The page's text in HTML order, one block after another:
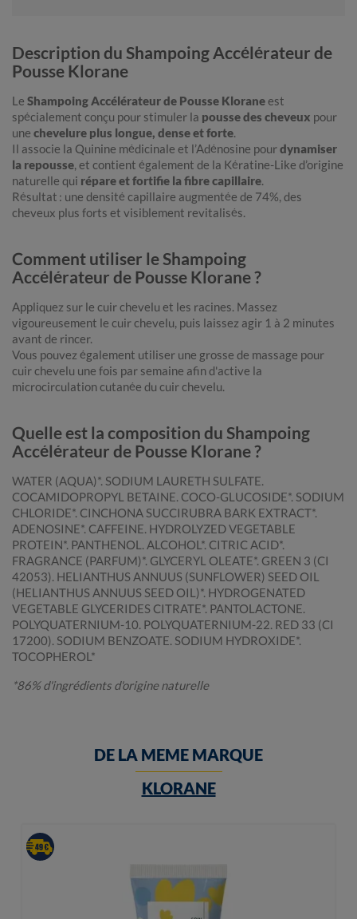
Description du Shampoing Accélérateur de
Pousse Klorane
Le Shampoing Accélérateur de Pousse Kloraneest
spécialement conçu pour stimuler la pousse des cheveux pour
une chevelure plus longue, dense et forte.
Il associe la Quinine médicinale et l’Adénosine pourdynamiser
la repousse, et contient également de la Kératine-Like d’origine
naturelle qui répare et fortifie la fibre capillaire.
Résultat : une densité capillaire augmentée de 74%, des
cheveux plus forts et visiblement revitalisés.
Comment utiliser le Shampoing
Accélérateur de Pousse Klorane ?
Appliquez sur le cuir chevelu et les racines. Massez
vigoureusement le cuir chevelu, puis laissez agir 1 à 2 minutes
avant de rincer.
Vous pouvez également utiliser une grosse de massage pour
cuir chevelu une fois par semaine afin d'active la
microcirculation cutanée du cuir chevelu.
Quelle est la composition du Shampoing
Accélérateur de Pousse Klorane ?
WATER (AQUA)*. SODIUM LAURETH SULFATE.
COCAMIDOPROPYL BETAINE. COCO-GLUCOSIDE*. SODIUM
CHLORIDE*. CINCHONA SUCCIRUBRA BARK EXTRACT*.
ADENOSINE*. CAFFEINE. HYDROLYZED VEGETABLE
PROTEIN*. PANTHENOL. ALCOHOL*. CITRIC ACID*.
FRAGRANCE (PARFUM)*. GLYCERYL OLEATE*. GREEN 3 (CI
42053). HELIANTHUS ANNUUS (SUNFLOWER) SEED OIL
(HELIANTHUS ANNUUS SEED OIL)*. HYDROGENATED
VEGETABLE GLYCERIDES CITRATE*. PANTOLACTONE.
POLYQUATERNIUM-10. POLYQUATERNIUM-22. RED 33 (CI
17200). SODIUM BENZOATE. SODIUM HYDROXIDE*.
TOCOPHEROL*
*86% d'ingrédients d'origine naturelle
DE LA MEME MARQUE
KLORANE